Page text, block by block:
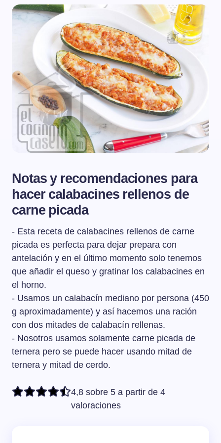
Notas y recomendaciones para
hacer calabacines rellenos de
carne picada
- Esta receta de calabacines rellenos de carne
picada es perfecta para dejar prepara con
antelación y en el último momento solo tenemos
que añadir el queso y gratinar los calabacines en
el horno.
- Usamos un calabacín mediano por persona (450
g aproximadamente) y así hacemos una ración
con dos mitades de calabacín rellenas.
- Nosotros usamos solamente carne picada de
ternera pero se puede hacer usando mitad de
ternera y mitad de cerdo.
4,8 sobre 5 a partir de 4
valoraciones